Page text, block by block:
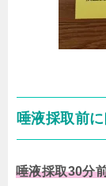
唾液採取前
唾液採取30分